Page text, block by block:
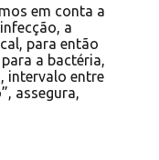
em conta a
a
para então
a bactéria,
intervalo entre
assegura,